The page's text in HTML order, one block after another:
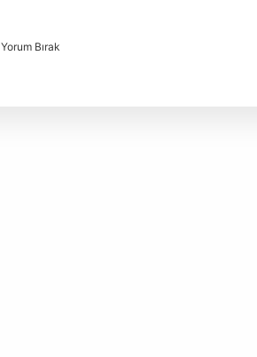
Yorum Bırak